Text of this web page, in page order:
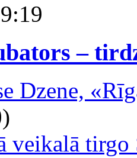
–
Dzene,